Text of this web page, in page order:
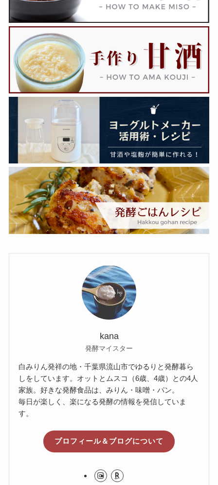
kana
発酵マイスター
白みりん発祥の地・千葉県流山市でゆるりと発酵暮ら
しをしています。オットとムスコ（6歳、4歳）との4人
家族。好きな発酵食品は、みりん・味噌・パン。
毎日が楽しく、楽になる発酵の情報を発信していま
す。
プロフィール＆ブログについて